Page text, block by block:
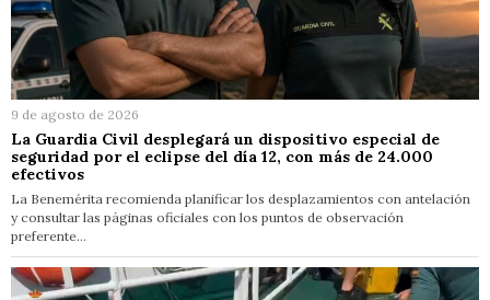
9 de agosto de 2026
La Guardia Civil desplegará un dispositivo especial de
seguridad por el eclipse del día 12, con más de 24.000
efectivos
La Benemérita recomienda planificar los desplazamientos con antelación
y consultar las páginas oficiales con los puntos de observación
preferente…